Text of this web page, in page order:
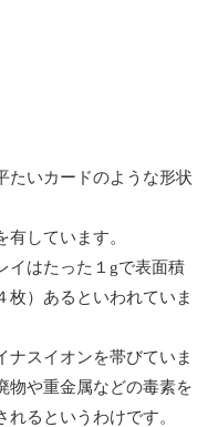
たいカードのような形状
しています。
イはたった１gで表面積
枚）あるといわれていま
ナスイオンを帯びていま
物や重金属などの毒素を
るというわけです。